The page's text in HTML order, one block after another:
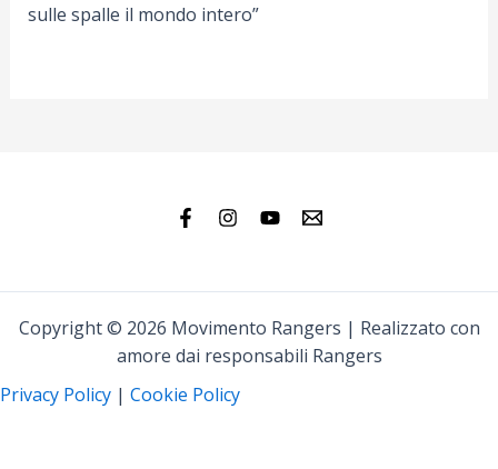
sulle spalle il mondo intero”
Copyright © 2026 Movimento Rangers | Realizzato con
amore dai responsabili Rangers
Privacy Policy | Cookie Policy